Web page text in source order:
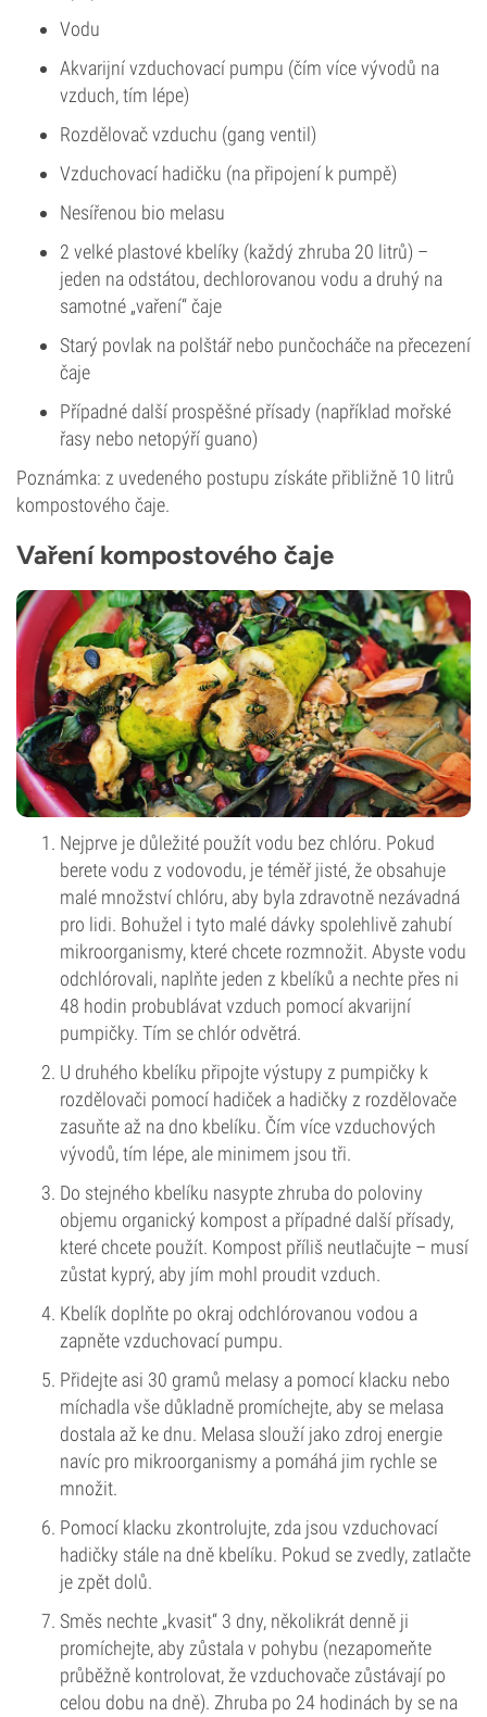
Vodu
Akvarijní vzduchovací pumpu (čím více vývodů na
vzduch, tím lépe)
Rozdělovač vzduchu (gang ventil)
Vzduchovací hadičku (na připojení k pumpě)
Nesířenou bio melasu
2 velké plastové kbelíky (každý zhruba 20 litrů) –
jeden na odstátou, dechlorovanou vodu a druhý na
samotné „vaření“ čaje
Starý povlak na polštář nebo punčocháče na přecezení
čaje
Případné další prospěšné přísady (například mořské
řasy nebo netopýří guano)
Poznámka: z uvedeného postupu získáte přibližně 10 litrů
kompostového čaje.
Vaření kompostového čaje
Nejprve je důležité použít vodu bez chlóru. Pokud
berete vodu z vodovodu, je téměř jisté, že obsahuje
malé množství chlóru, aby byla zdravotně nezávadná
pro lidi. Bohužel i tyto malé dávky spolehlivě zahubí
mikroorganismy, které chcete rozmnožit. Abyste vodu
odchlórovali, naplňte jeden z kbelíků a nechte přes ni
48 hodin probublávat vzduch pomocí akvarijní
pumpičky. Tím se chlór odvětrá.
U druhého kbelíku připojte výstupy z pumpičky k
rozdělovači pomocí hadiček a hadičky z rozdělovače
zasuňte až na dno kbelíku. Čím více vzduchových
vývodů, tím lépe, ale minimem jsou tři.
Do stejného kbelíku nasypte zhruba do poloviny
objemu organický kompost a případné další přísady,
které chcete použít. Kompost příliš neutlačujte – musí
zůstat kyprý, aby jím mohl proudit vzduch.
Kbelík doplňte po okraj odchlórovanou vodou a
zapněte vzduchovací pumpu.
Přidejte asi 30 gramů melasy a pomocí klacku nebo
míchadla vše důkladně promíchejte, aby se melasa
dostala až ke dnu. Melasa slouží jako zdroj energie
navíc pro mikroorganismy a pomáhá jim rychle se
množit.
Pomocí klacku zkontrolujte, zda jsou vzduchovací
hadičky stále na dně kbelíku. Pokud se zvedly, zatlačte
je zpět dolů.
Směs nechte „kvasit“ 3 dny, několikrát denně ji
promíchejte, aby zůstala v pohybu (nezapomeňte
průběžně kontrolovat, že vzduchovače zůstávají po
celou dobu na dně). Zhruba po 24 hodinách by se na